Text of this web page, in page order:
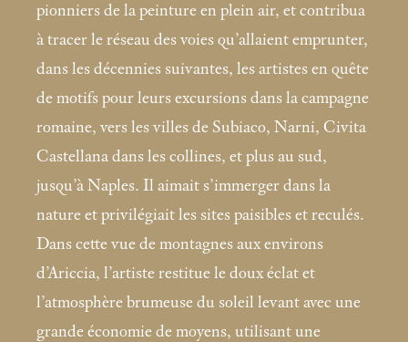
pionniers de la peinture en plein air, et contribua
à tracer le réseau des voies qu’allaient emprunter,
dans les décennies suivantes, les artistes en quête
de motifs pour leurs excursions dans la campagne
romaine, vers les villes de Subiaco, Narni, Civita
Castellana dans les collines, et plus au sud,
jusqu’à Naples. Il aimait s’immerger dans la
nature et privilégiait les sites paisibles et reculés.
Dans cette vue de montagnes aux environs
d’Ariccia, l’artiste restitue le doux éclat et
l’atmosphère brumeuse du soleil levant avec une
grande économie de moyens, utilisant une